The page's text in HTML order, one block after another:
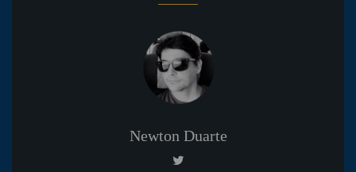
Newton Duarte